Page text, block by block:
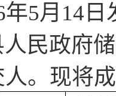
年5月14
民政府
。现将